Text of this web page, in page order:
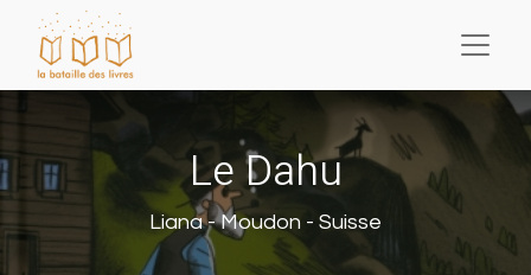
Le Dahu
Liana - Moudon - Suisse